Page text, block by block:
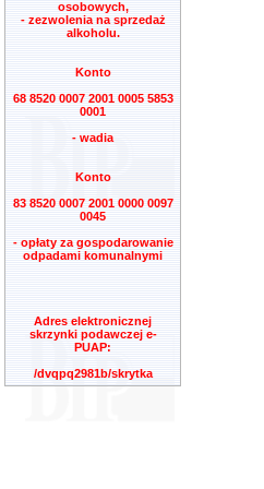
osobowych,
- zezwolenia na sprzedaż
alkoholu.
Konto
68 8520 0007 2001 0005 5853
0001
- wadia
Konto
83 8520 0007 2001 0000 0097
0045
- opłaty za gospodarowanie
odpadami komunalnymi
Adres elektronicznej
skrzynki podawczej e-
PUAP:
/dvqpq2981b/skrytka